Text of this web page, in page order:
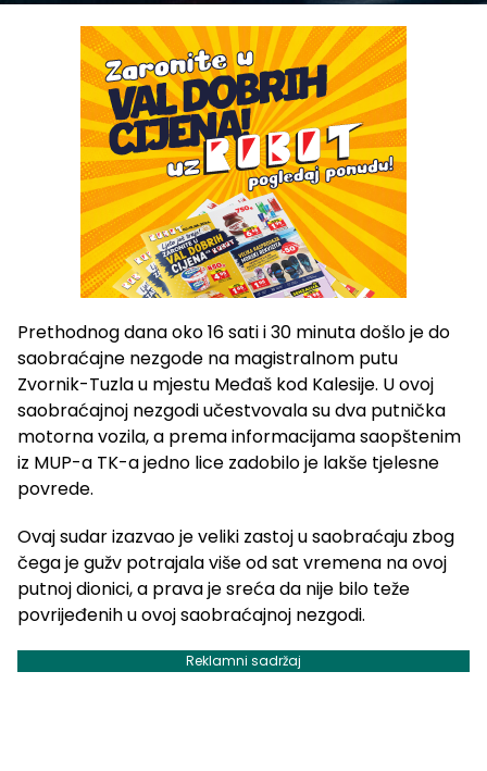
Prethodnog dana oko 16 sati i 30 minuta došlo je do
saobraćajne nezgode na magistralnom putu
Zvornik-Tuzla u mjestu Međaš kod Kalesije. U ovoj
saobraćajnoj nezgodi učestvovala su dva putnička
motorna vozila, a prema informacijama saopštenim
iz MUP-a TK-a jedno lice zadobilo je lakše tjelesne
povrede.
Ovaj sudar izazvao je veliki zastoj u saobraćaju zbog
čega je gužv potrajala više od sat vremena na ovoj
putnoj dionici, a prava je sreća da nije bilo teže
povrijeđenih u ovoj saobraćajnoj nezgodi.
Reklamni sadržaj